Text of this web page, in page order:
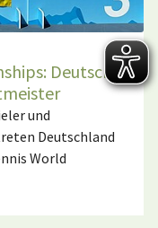
Deutsche
und
Deutschland
World